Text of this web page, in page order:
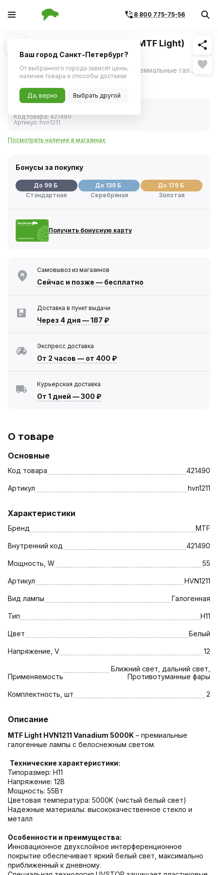
8 800 775-75-56
1/3 Похожие
Лампа H11 12V 55W PGJ19-2 (MTF Light)
5000K VANADIUM 2шт
MTF Light HVN1211 Vanadium 5000K – премиальные галогенные лампы с белоснежным светом. ещё
Код товара:421490
Артикул: hvn1211
Посмотреть наличие в магазинах
Бонусы за покупку
До 99 Б
Стандартная
До 139 Б
Серебряная
До 179 Б
Золотая
Получить бонусную карту
Самовывоз из магазинов
Сейчас и позже — бесплатно
Доставка в пункт выдачи
Через 4 дня —187 ₽
Экспресс доставка
От 2 часов — от 400 ₽
Курьерская доставка
От 1 дней —300 ₽
О товаре
Основные
Код товара 421490
Артикул hvn1211
Характеристики
Бренд MTF
Внутренний код 421490
Мощность, W 55
Артикул HVN1211
Вид лампы Галогенная
Тип H11
Цвет Белый
Напряжение, V 12
Применяемость
Ближний свет, дальний свет,
Противотуманные фары
Комплектность, шт 2
Описание
MTF Light HVN1211 Vanadium 5000K – премиальные
галогенные лампы с белоснежным светом.
Технические характеристики:
Типоразмер: H11
Напряжение: 12В
Мощность: 55Вт
Цветовая температура: 5000K (чистый белый свет)
Надежные материалы: высококачественное стекло и
металл
Особенности и преимущества:
Инновационное двухслойное интерференционное
покрытие обеспечивает яркий белый свет, максимально
приближенный к дневному.
Ваш город Санкт-Петербург?
От выбранного города зависят цены,
наличие товара и способы доставки
Да, верно Выбрать другой